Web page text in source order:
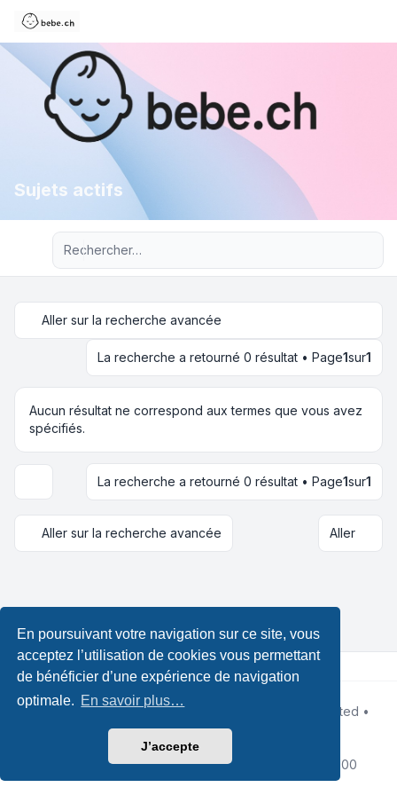
En poursuivant votre navigation sur ce site, vous
acceptez l’utilisation de cookies vous permettant
de bénéficier d’une expérience de navigation
optimale. En savoir plus…
J’accepte
Sujets actifs
Recherche avancée
Aller sur la recherche avancée
La recherche a retourné 0 résultat • Page1sur1
Aucun résultat ne correspond aux termes que vous avez
spécifiés.
Options d’affichage et de tri
La recherche a retourné 0 résultat • Page1sur1
Aller sur la recherche avancée Aller
Développé parphpBB® Forum Software © phpBB Limited •
Leenoz.com
Traduction française officielle©
|Conditions|Fuseau horaire sur UTC+02:00